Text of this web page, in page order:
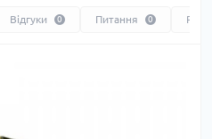
Відгуки 0 Питання 0